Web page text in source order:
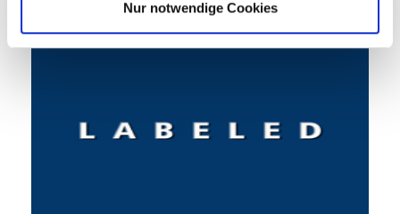
Nur notwendige Cookies